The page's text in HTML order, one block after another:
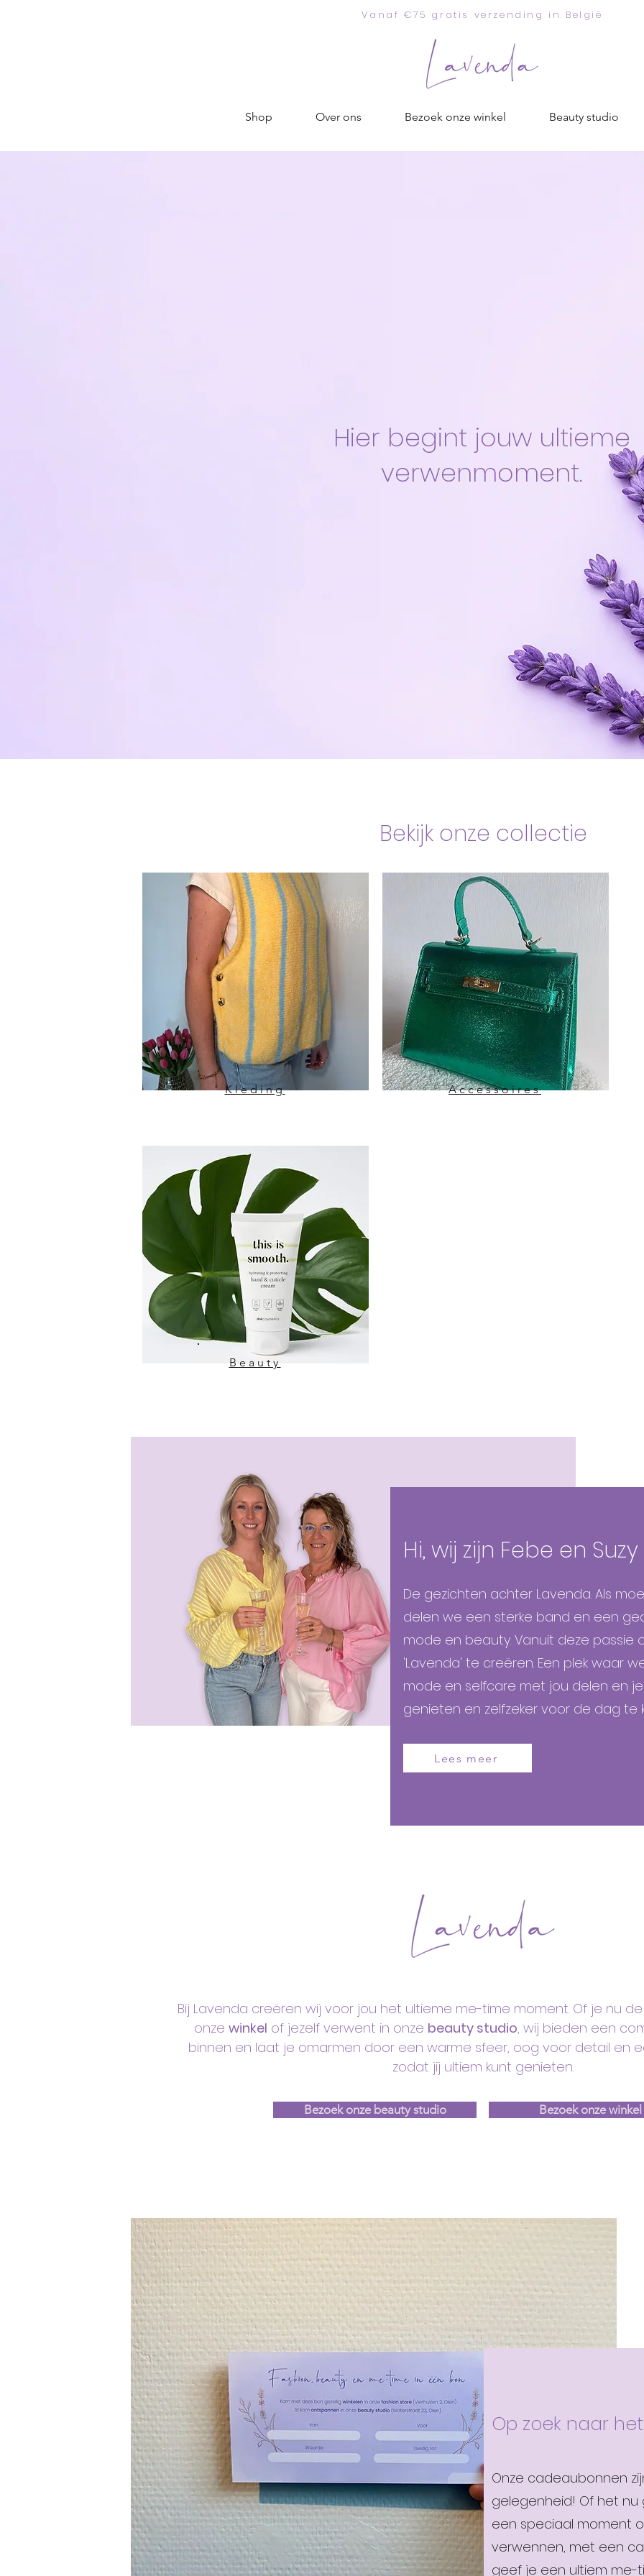
Vanaf €75 gratis verzending in België
Shop Over ons Bezoek onze winkel Beauty studio
Hier begint jouw ultieme
verwenmoment.
Bekijk onze collectie
Kleding Accessoires
Beauty
Hi, wij zijn Febe en Suzy
De gezichten achter Lavenda. Als
delen we een sterke band en een
mode en beauty. Vanuit deze passie
'Lavenda' te creëren. Een plek waar
mode en selfcare met jou delen en
genieten en zelfzeker voor de dag te
Lees meer
Bij Lavenda creëren wij voor jou het ultieme me-time moment. Of je nu
onze winkel of jezelf verwent in onze beauty studio, wij bieden een
binnen en laat je omarmen door een warme sfeer, oog voor detail en
zodat jij ultiem kunt genieten.​​
Bezoek onze beauty studio Bezoek onze winkel
Op zoek naar
Onze cadeaubonnen
gelegenheid! Of het
een speciaal moment
verwennen, met een
geef je een ultiem me-